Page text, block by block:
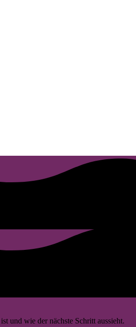
und wie der nächste Schritt aussieht.